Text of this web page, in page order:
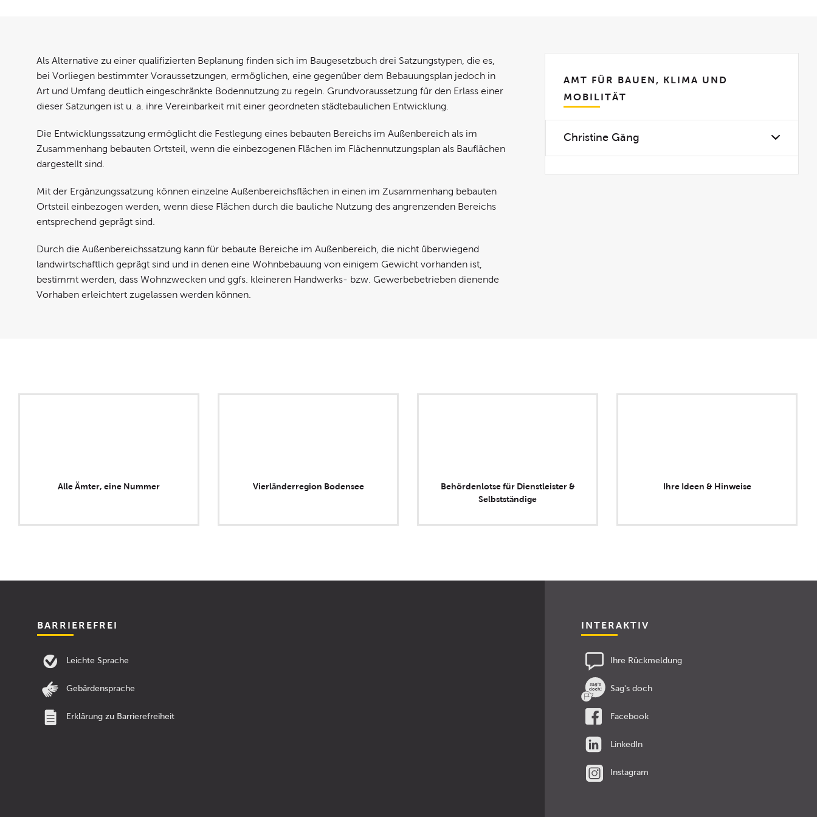
Als Alternative zu einer qualifizierten Beplanung finden sich im Baugesetzbuch drei Satzungstypen, die es,
bei Vorliegen bestimmter Voraussetzungen, ermöglichen, eine gegenüber dem Bebauungsplan jedoch in
Art und Umfang deutlich eingeschränkte Bodennutzung zu regeln. Grundvoraussetzung für den Erlass einer
dieser Satzungen ist u. a. ihre Vereinbarkeit mit einer geordneten städtebaulichen Entwicklung.
Die Entwicklungssatzung ermöglicht die Festlegung eines bebauten Bereichs im Außenbereich als im
Zusammenhang bebauten Ortsteil, wenn die einbezogenen Flächen im Flächennutzungsplan als Bauflächen
dargestellt sind.
Mit der Ergänzungssatzung können einzelne Außenbereichsflächen in einen im Zusammenhang bebauten
Ortsteil einbezogen werden, wenn diese Flächen durch die bauliche Nutzung des angrenzenden Bereichs
entsprechend geprägt sind.
Durch die Außenbereichssatzung kann für bebaute Bereiche im Außenbereich, die nicht überwiegend
landwirtschaftlich geprägt sind und in denen eine Wohnbebauung von einigem Gewicht vorhanden ist,
bestimmt werden, dass Wohnzwecken und ggfs. kleineren Handwerks- bzw. Gewerbebetrieben dienende
Vorhaben erleichtert zugelassen werden können.
AMT FÜR BAUEN, KLIMA UND
MOBILITÄT
Christine Gäng
Alle Ämter, eine Nummer Vierländerregion Bodensee
Behördenlotse für Dienstleister &
Selbstständige
Ihre Ideen & Hinweise
BARRIEREFREI
Leichte Sprache
Gebärdensprache
Erklärung zu Barrierefreiheit
INTERAKTIV
Ihre Rückmeldung
Sag's doch
Facebook
LinkedIn
Instagram